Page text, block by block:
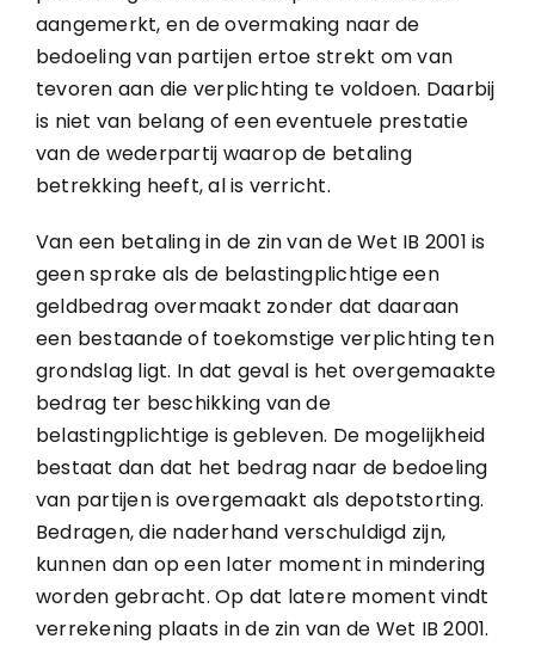
aangemerkt, en de overmaking naar de
bedoeling van partijen ertoe strekt om van
tevoren aan die verplichting te voldoen. Daarbij
is niet van belang of een eventuele prestatie
van de wederpartij waarop de betaling
betrekking heeft, al is verricht.
Van een betaling in de zin van de Wet IB 2001 is
geen sprake als de belastingplichtige een
geldbedrag overmaakt zonder dat daaraan
een bestaande of toekomstige verplichting ten
grondslag ligt. In dat geval is het overgemaakte
bedrag ter beschikking van de
belastingplichtige is gebleven. De mogelijkheid
bestaat dan dat het bedrag naar de bedoeling
van partijen is overgemaakt als depotstorting.
Bedragen, die naderhand verschuldigd zijn,
kunnen dan op een later moment in mindering
worden gebracht. Op dat latere moment vindt
verrekening plaats in de zin van de Wet IB 2001.